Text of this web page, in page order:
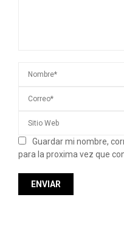
Guardar mi nombre,
para la proxima vez que